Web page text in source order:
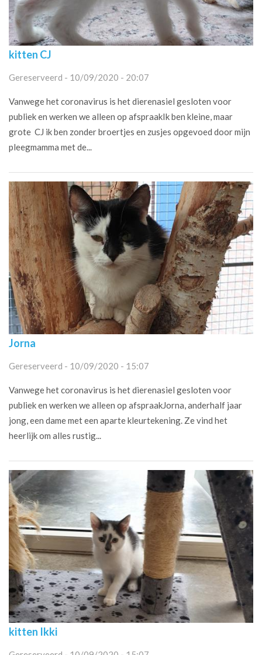
kitten CJ
Gereserveerd - 10/09/2020 - 20:07
Vanwege het coronavirus is het dierenasiel gesloten voor
publiek en werken we alleen op afspraakIk ben kleine, maar
grote CJ ik ben zonder broertjes en zusjes opgevoed door mijn
pleegmamma met de...
Jorna
Gereserveerd - 10/09/2020 - 15:07
Vanwege het coronavirus is het dierenasiel gesloten voor
publiek en werken we alleen op afspraakJorna, anderhalf jaar
jong, een dame met een aparte kleurtekening. Ze vind het
heerlijk om alles rustig...
kitten Ikki